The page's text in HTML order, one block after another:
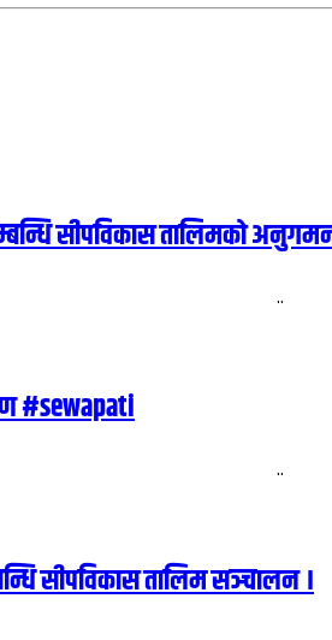
सीपविकास तालिमको अनुगमन
..
#sewapati
..
सीपविकास तालिम सञ्चालन ।